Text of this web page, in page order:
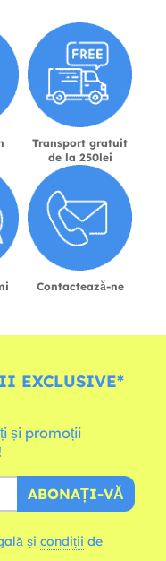
Transport gratuit
de la 250lei
Contactează-ne
EXCLUSIVE*
și promoții
ABONAȚI-VĂ
și condiții